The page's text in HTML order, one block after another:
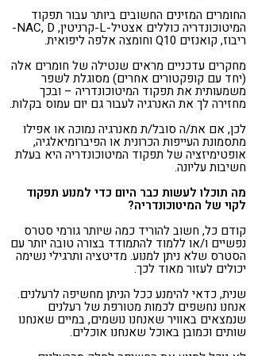
החומרים המזינים החשובים ביותר עבור תפקוד
המיטוכונדריה כוללים אצטיל-L-קרניטין, NAC, D-
ריבוז, קואנזים Q10 וחומצה אלפה ליפואית.
מחקרים עדכניים מראים שנטילה של חומרים אלה
(יחד עם קופקטורים אחרים) מסוגלת לשפר
משמעותית את תפקוד המיטוכונדריה – ובכך
מחזירה לך את האנרגיה לעבור גם יום עמוס בקלות.
לכן, אם את/ה סובל/ת מאנרגיה נמוכה או אפילו
מתסמונת העייפות הכרונית או הפיברומיאלגיה,
אופטימיזציה של תפקוד המיטוכונדריה היא בעלת
חשיבות עליונה.
מה תוכלו לעשות כבר היום כדי למנוע תפקוד
לקוי של המיטוכונדריה?
קודם כל, חשוב להוריד כמה שיותר גורמי סטרס
נפשיים ו/או ללמוד להתמודד בצורה טובה יותר עם
הסטרס שלא ניתן למנוע. מדיטציה ותרגילי נשימה
יכולים לעזור מאוד לכך.
שנית, כדאי להימנע ככל הניתן מחשיפה לרעלנים.
אנחנו נחשפים לכמות מטורפת של רעלנים
שנמצאים באוויר שאנחנו נושמים, במיים שאנחנו
שותים וכמובן באוכל שאנחנו אוכלים.